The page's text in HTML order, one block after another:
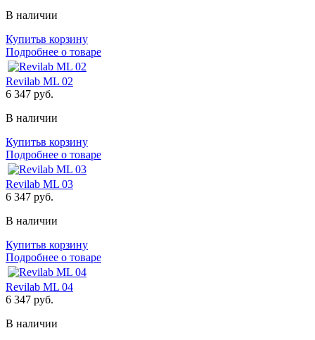
В наличии
Купитьв корзину
Подробнее о товаре
Revilab ML 02
6 347 руб.
В наличии
Купитьв корзину
Подробнее о товаре
Revilab ML 03
6 347 руб.
В наличии
Купитьв корзину
Подробнее о товаре
Revilab ML 04
6 347 руб.
В наличии